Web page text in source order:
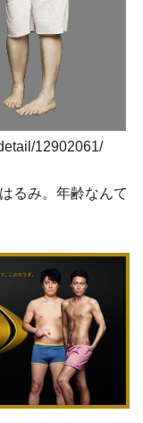
12902061/
るみ。年齢なんて